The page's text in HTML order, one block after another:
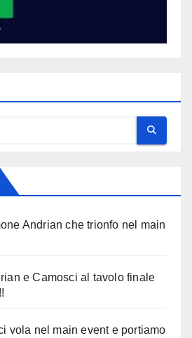
Andrian che trionfo nel main
e Camosci al tavolo finale
vola nel main event e portiamo